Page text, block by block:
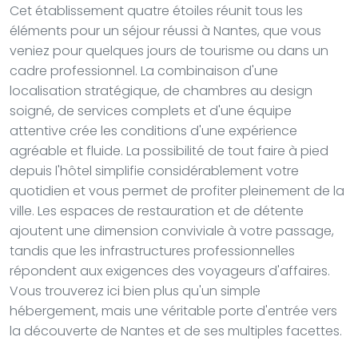
Cet établissement quatre étoiles réunit tous les
éléments pour un séjour réussi à Nantes, que vous
veniez pour quelques jours de tourisme ou dans un
cadre professionnel. La combinaison d'une
localisation stratégique, de chambres au design
soigné, de services complets et d'une équipe
attentive crée les conditions d'une expérience
agréable et fluide. La possibilité de tout faire à pied
depuis l'hôtel simplifie considérablement votre
quotidien et vous permet de profiter pleinement de la
ville. Les espaces de restauration et de détente
ajoutent une dimension conviviale à votre passage,
tandis que les infrastructures professionnelles
répondent aux exigences des voyageurs d'affaires.
Vous trouverez ici bien plus qu'un simple
hébergement, mais une véritable porte d'entrée vers
la découverte de Nantes et de ses multiples facettes.